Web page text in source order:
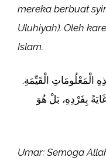
mereka berbuat
Uluhiyah). Oleh
Islam.
الْمَعْلُومَاتِ الْقَيِّمَةِ.
بِفَرْدِهِ، بَلْ هُوَ
Umar: Semoga